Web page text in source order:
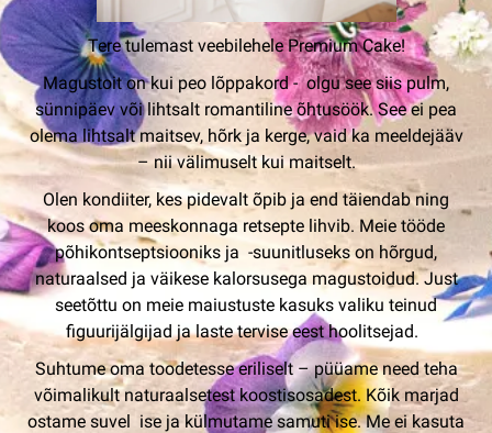
Tere tulemast veebilehele Premium Cake!
Magustoit on kui peo lõppakord - olgu see siis pulm,
sünnipäev või lihtsalt romantiline õhtusöök. See ei pea
olema lihtsalt maitsev, hõrk ja kerge, vaid ka meeldejääv
– nii välimuselt kui maitselt.
Olen kondiiter, kes pidevalt õpib ja end täiendab ning
koos oma meeskonnaga retsepte lihvib. Meie tööde
põhikontseptsiooniks ja -suunitluseks on hõrgud,
naturaalsed ja väikese kalorsusega magustoidud. Just
seetõttu on meie maiustuste kasuks valiku teinud
figuurijälgijad ja laste tervise eest hoolitsejad.
Suhtume oma toodetesse eriliselt – püüame need teha
võimalikult naturaalsetest koostisosadest. Kõik marjad
ostame suvel ise ja külmutame samuti ise. Me ei kasuta